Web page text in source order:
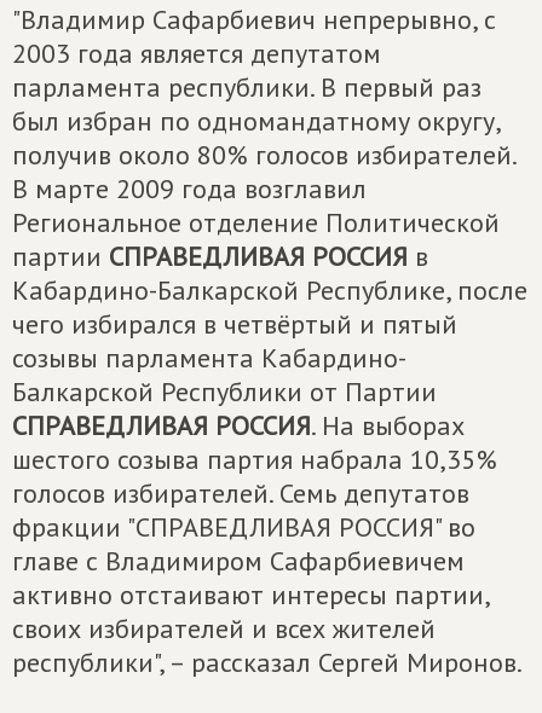
"Владимир Сафарбиевич непрерывно, с
2003 года является депутатом
парламента республики. В первый раз
был избран по одномандатному округу,
получив около 80% голосов избирателей.
В марте 2009 года возглавил
Региональное отделение Политической
партии СПРАВЕДЛИВАЯ РОССИЯ в
Кабардино-Балкарской Республике, после
чего избирался в четвёртый и пятый
созывы парламента Кабардино-
Балкарской Республики от Партии
СПРАВЕДЛИВАЯ РОССИЯ. На выборах
шестого созыва партия набрала 10,35%
голосов избирателей. Семь депутатов
фракции "СПРАВЕДЛИВАЯ РОССИЯ" во
главе с Владимиром Сафарбиевичем
активно отстаивают интересы партии,
своих избирателей и всех жителей
республики", – рассказал Сергей Миронов.